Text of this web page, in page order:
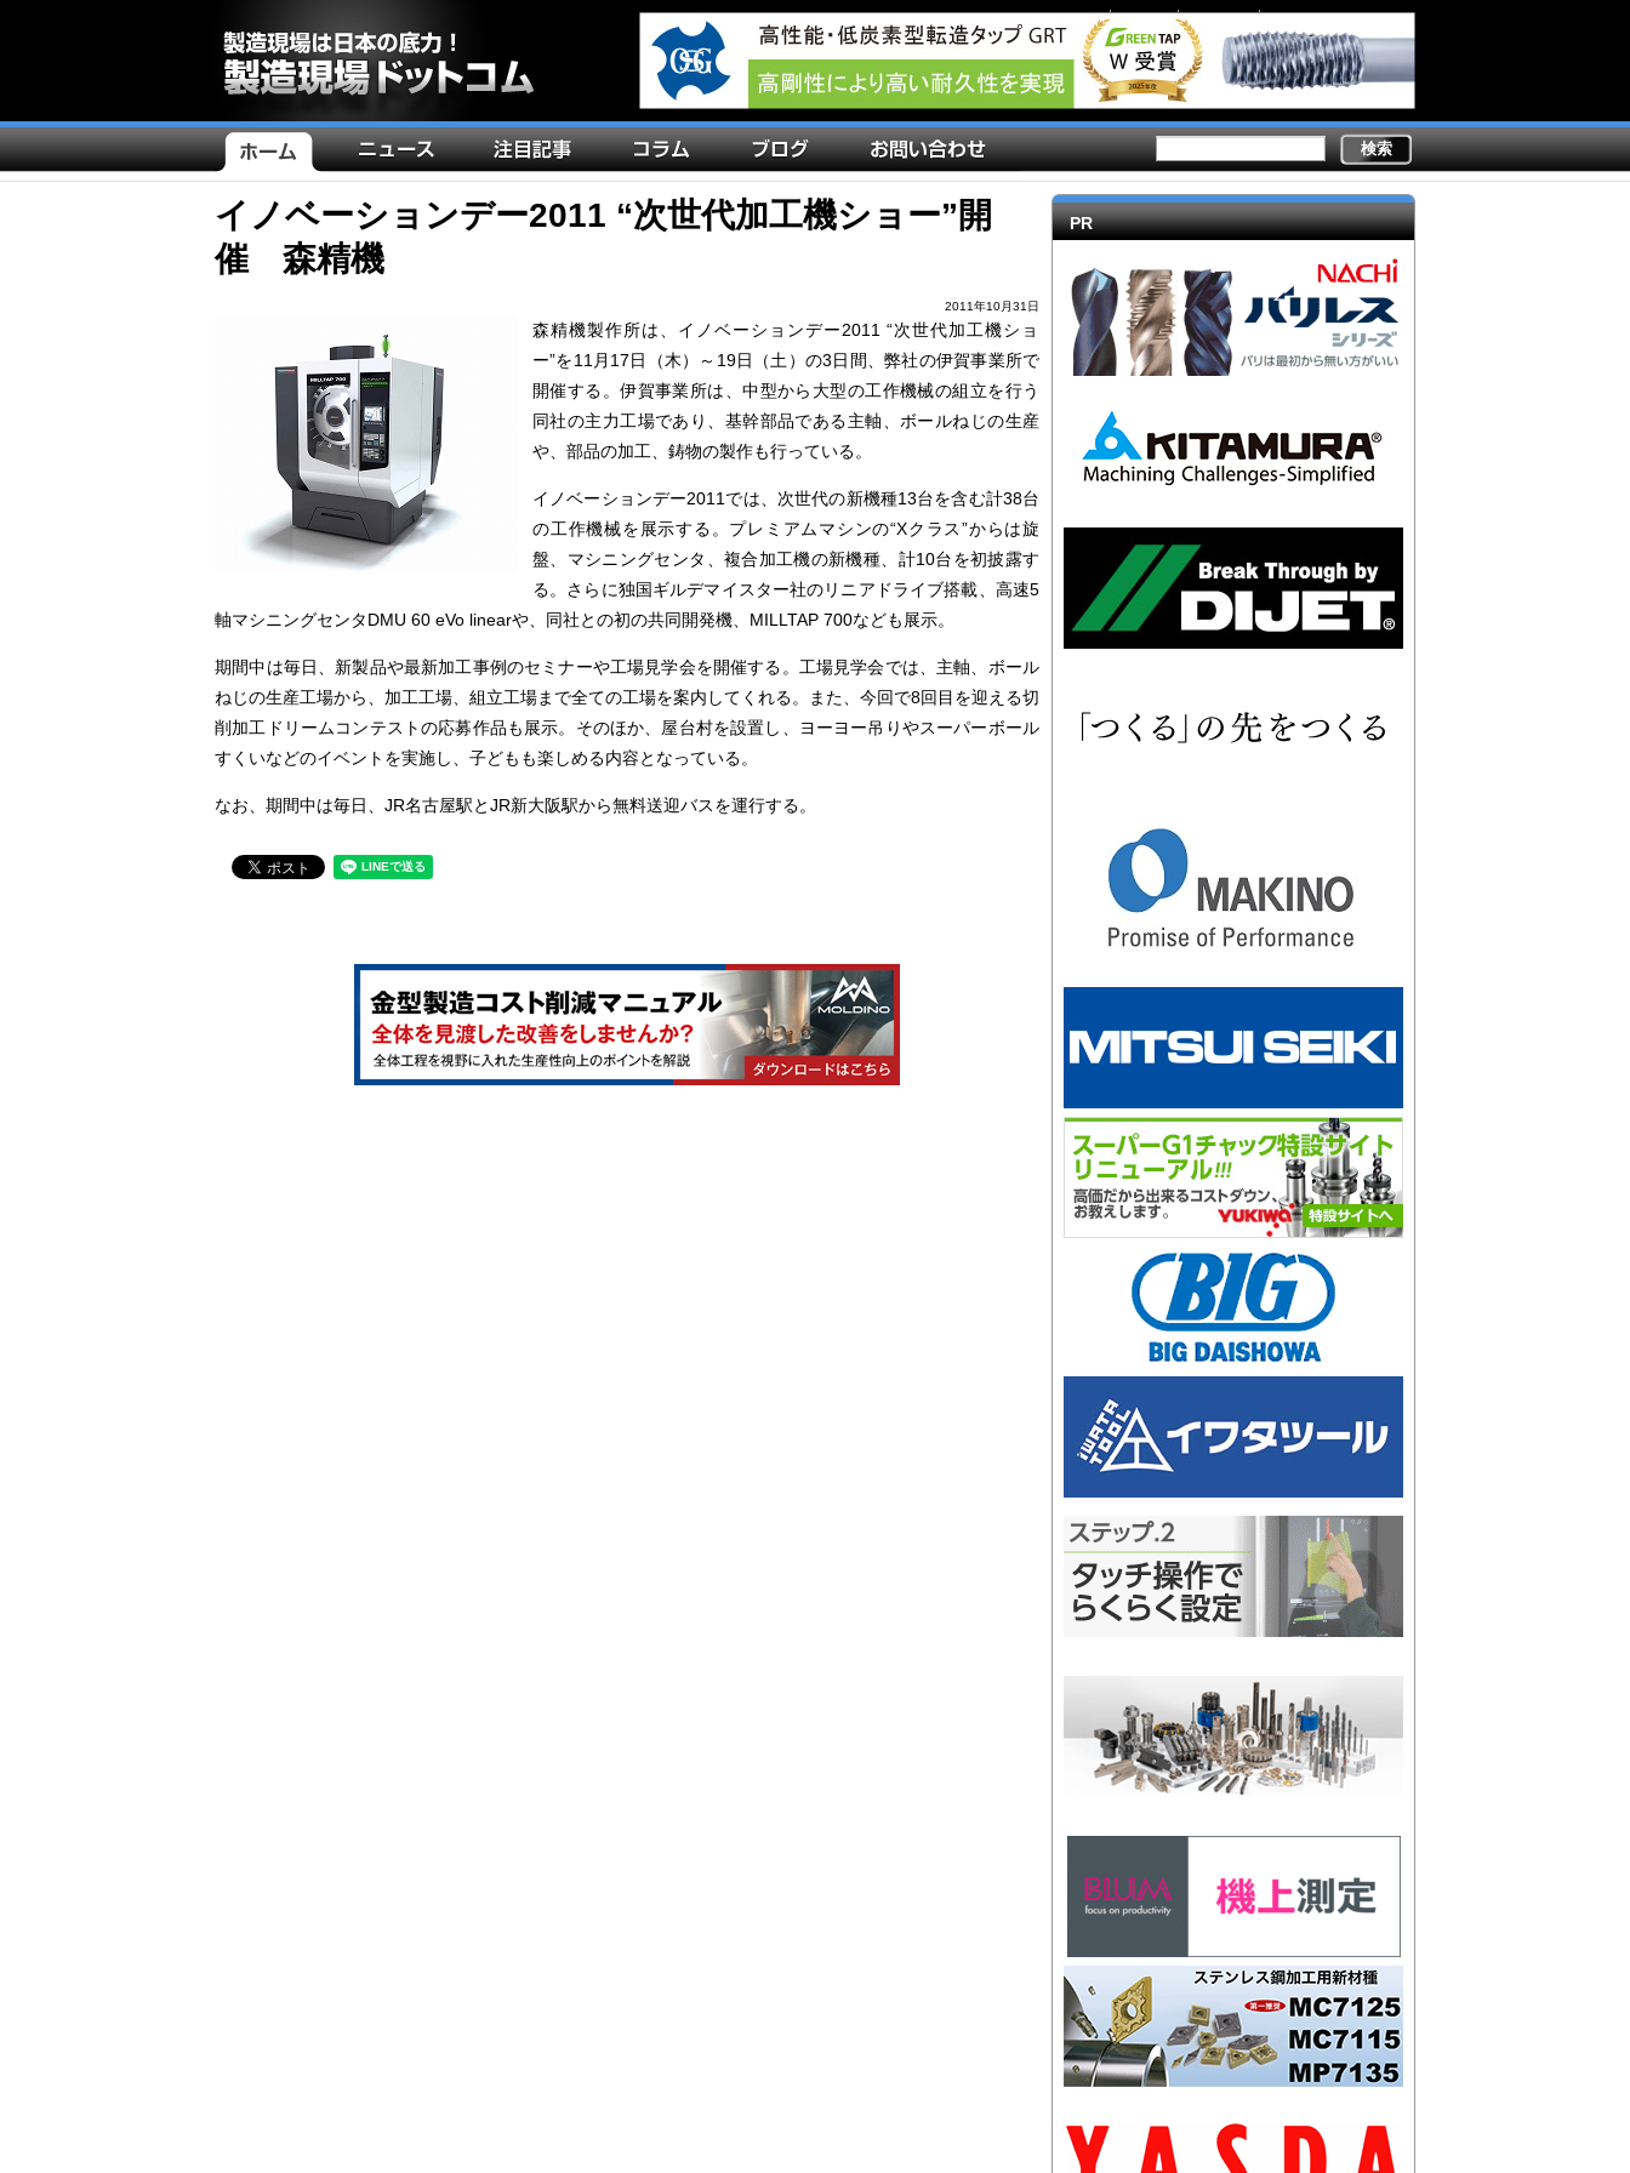
Secondary
links
ライター陣
メ
イ
ン
ナ
ビ
イノベーションデー2011 “次世代加工機ショー”開
催 森精機
2011年10月31日
森精機製作所は、イノベーションデー2011 “次世代加工機ショ
ー”を11月17日（木）～19日（土）の3日間、弊社の伊賀事業所で
開催する。伊賀事業所は、中型から大型の工作機械の組立を行う
同社の主力工場であり、基幹部品である主軸、ボールねじの生産
や、部品の加工、鋳物の製作も行っている。
イノベーションデー2011では、次世代の新機種13台を含む計38台
の工作機械を展示する。プレミアムマシンの“Xクラス”からは旋
盤、マシニングセンタ、複合加工機の新機種、計10台を初披露す
る。さらに独国ギルデマイスター社のリニアドライブ搭載、高速5
軸マシニングセンタDMU 60 eVo linearや、同社との初の共同開発機、MILLTAP 700なども展示。
期間中は毎日、新製品や最新加工事例のセミナーや工場見学会を開催する。工場見学会では、主軸、ボール
ねじの生産工場から、加工工場、組立工場まで全ての工場を案内してくれる。また、今回で8回目を迎える切
削加工ドリームコンテストの応募作品も展示。そのほか、屋台村を設置し、ヨーヨー吊りやスーパーボール
すくいなどのイベントを実施し、子どもも楽しめる内容となっている。
なお、期間中は毎日、JR名古屋駅とJR新大阪駅から無料送迎バスを運行する。
PR